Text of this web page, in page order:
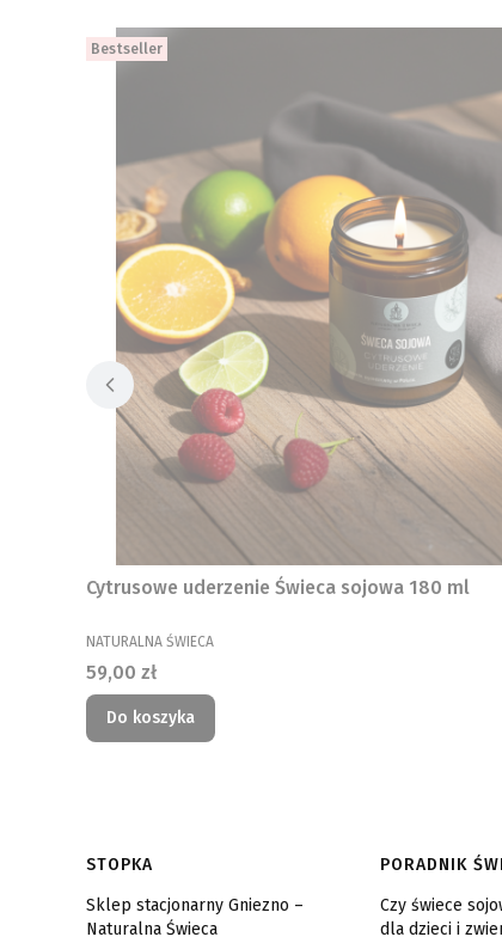
Bestseller
Cytrusowe uderzenie Świeca sojowa 180 ml
PRODUCENT
NATURALNA ŚWIECA
Cena
59,00 zł
Do koszyka
Linki w stopce
STOPKA
Sklep stacjonarny Gniezno –
Naturalna Świeca
PORADNIK
Czy świece
dla dzieci i